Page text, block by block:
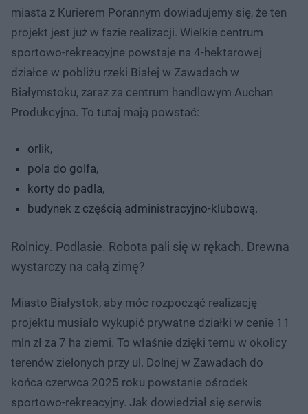
miasta z Kurierem Porannym dowiadujemy się, że ten
projekt jest już w fazie realizacji. Wielkie centrum
sportowo-rekreacyjne powstaje na 4-hektarowej
działce w pobliżu rzeki Białej w Zawadach w
Białymstoku, zaraz za centrum handlowym Auchan
Produkcyjna. To tutaj mają powstać:
orlik,
pola do golfa,
korty do padla,
budynek z częścią administracyjno-klubową.
Rolnicy. Podlasie. Robota pali się w rękach. Drewna
wystarczy na całą zimę?
Miasto Białystok, aby móc rozpocząć realizację
projektu musiało wykupić prywatne działki w cenie 11
mln zł za 7 ha ziemi. To właśnie dzięki temu w okolicy
terenów zielonych przy ul. Dolnej w Zawadach do
końca czerwca 2025 roku powstanie ośrodek
sportowo-rekreacyjny. Jak dowiedział się serwis